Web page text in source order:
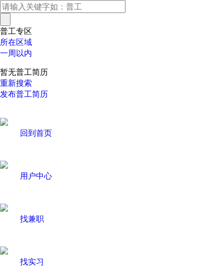
普工专区
所在区域
一周以内
暂无普工简历
重新搜索
发布普工简历
回到首页
用户中心
找兼职
找实习